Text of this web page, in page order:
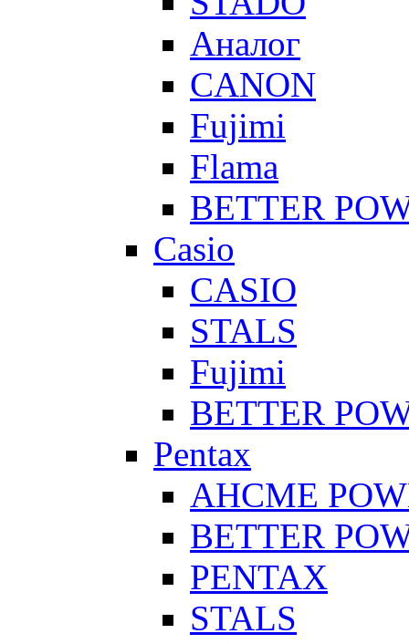
Аналог
CANON
Fujimi
Flama
BETTER
Casio
CASIO
STALS
Fujimi
BETTER
Pentax
AHCME
BETTER
PENTAX
STALS